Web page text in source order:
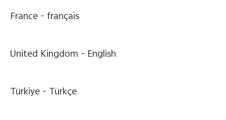
France - français
United Kingdom - English
Türkiye - Türkçe